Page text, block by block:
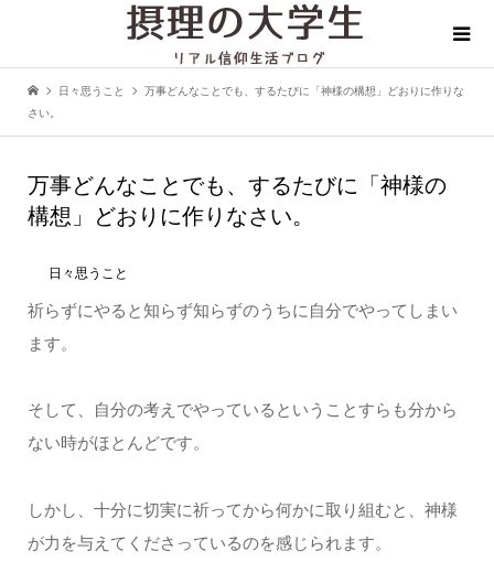
日々思うこと
万事どんなことでも、するたびに「神様の構想」どおりに作りな
さい。
万事どんなことでも、するたびに「神様の
構想」どおりに作りなさい。
日々思うこと
祈らずにやると知らず知らずのうちに自分でやってしまい
ます。
そして、自分の考えでやっているということすらも分から
ない時がほとんどです。
しかし、十分に切実に祈ってから何かに取り組むと、神様
が力を与えてくださっているのを感じられます。